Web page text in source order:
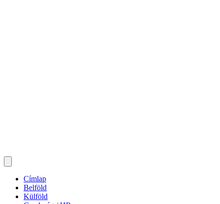
Címlap
Belföld
Külföld